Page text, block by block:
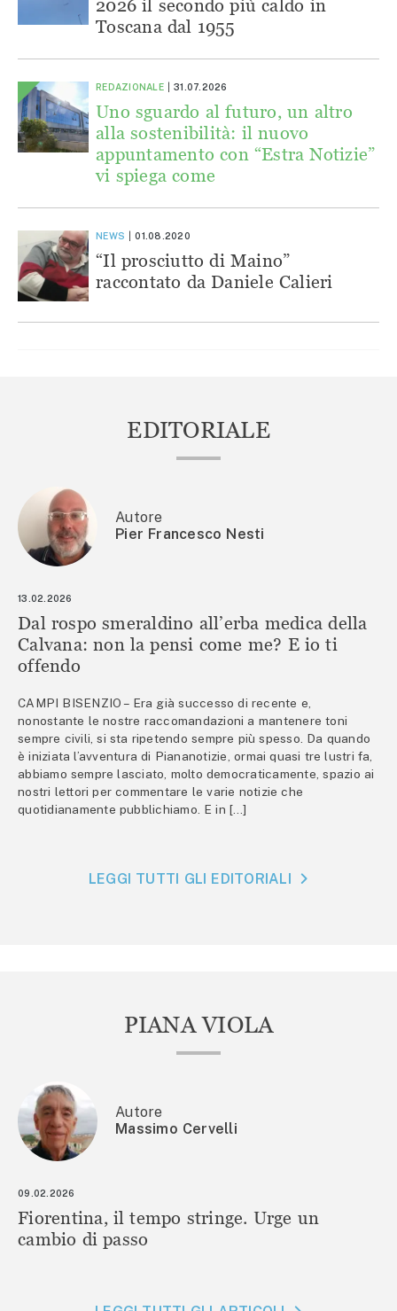
2026 il secondo più caldo in
Toscana dal 1955
REDAZIONALE 31.07.2026
Uno sguardo al futuro, un altro
alla sostenibilità: il nuovo
appuntamento con “Estra Notizie”
vi spiega come
NEWS 01.08.2020
“Il prosciutto di Maino”
raccontato da Daniele Calieri
EDITORIALE
Autore
Pier Francesco Nesti
13.02.2026
Dal rospo smeraldino all’erba medica della
Calvana: non la pensi come me? E io ti
offendo
CAMPI BISENZIO – Era già successo di recente e,
nonostante le nostre raccomandazioni a mantenere toni
sempre civili, si sta ripetendo sempre più spesso. Da quando
è iniziata l’avventura di Piananotizie, ormai quasi tre lustri fa,
abbiamo sempre lasciato, molto democraticamente, spazio ai
nostri lettori per commentare le varie notizie che
quotidianamente pubblichiamo. E in […]
LEGGI TUTTI GLI EDITORIALI
PIANA VIOLA
Autore
Massimo Cervelli
09.02.2026
Fiorentina, il tempo stringe. Urge un
cambio di passo